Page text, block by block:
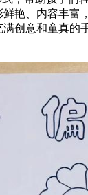
艳、内容丰富
创意和童真的